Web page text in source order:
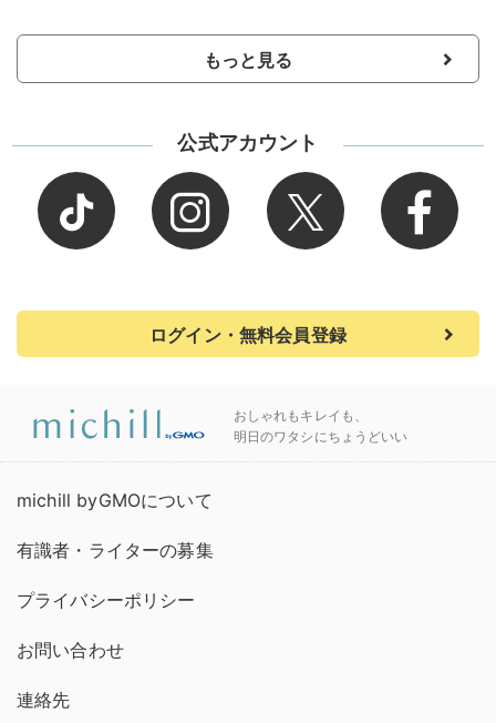
もっと見る
公式アカウント
ログイン・無料会員登録
おしゃれもキレイも、
明日のワタシにちょうどいい
michill byGMOについて
有識者・ライターの募集
プライバシーポリシー
お問い合わせ
連絡先